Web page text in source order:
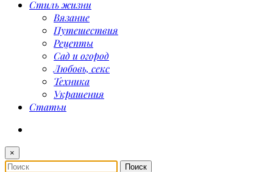
Стиль жизни
Вязание
Путешествия
Рецепты
Сад и огород
Любовь, секс
Техника
Украшения
Статьи
×